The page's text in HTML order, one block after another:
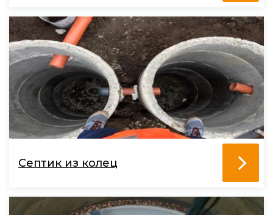
Септик из колец